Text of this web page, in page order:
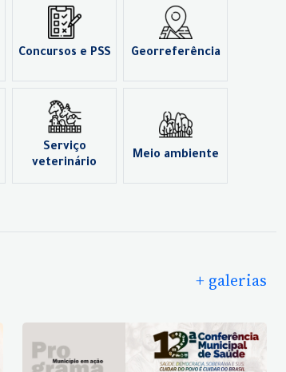
Concursos e PSS Georreferência
Serviço
veterinário
Meio ambiente
+ galerias